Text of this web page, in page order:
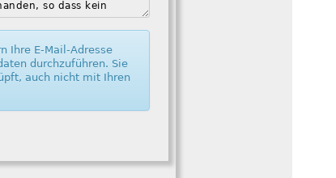
Wir speichern Ihre E-Mail-Adresse
Sie
nicht mit Ihren